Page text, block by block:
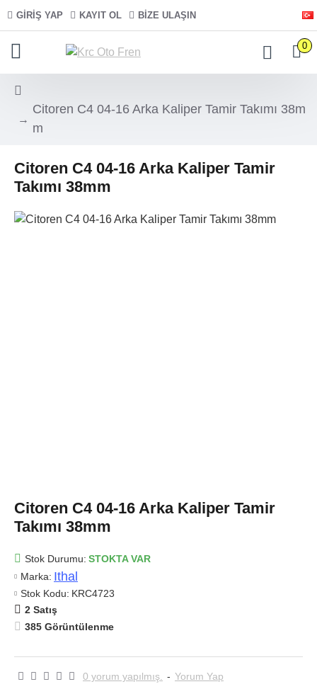
GIRIŞ YAP KAYIT OL BIZE ULAŞIN
0
Citoren C4 04-16 Arka Kaliper Tamir Takımı 38m
m
Citoren C4 04-16 Arka Kaliper Tamir
Takımı 38mm
Citoren C4 04-16 Arka Kaliper Tamir
Takımı 38mm
Stok Durumu: STOKTA VAR
Marka: Ithal
Stok Kodu: KRC4723
2 Satış
385 Görüntülenme
0 yorum yapılmış. - Yorum Yap